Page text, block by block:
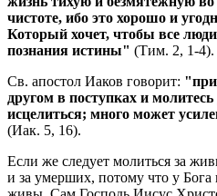
чистоте, ибо это хорошо и
Который хочет, чтобы все люди
познания истины" (Тим. 2, 1-4).
Св. апостол Иаков говорит:
другом в поступках и
исцелиться; много может
(Иак. 5, 16).
Если же следует молиться за
и за умерших, потому что у Бога